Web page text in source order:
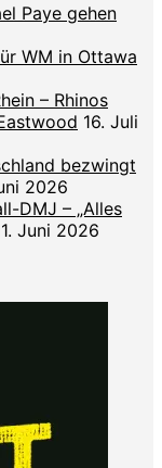
Paye gehen
WM in Ottawa
– Rhinos
16. Juli
bezwingt
2026
DMJ – „Alles
Juni 2026